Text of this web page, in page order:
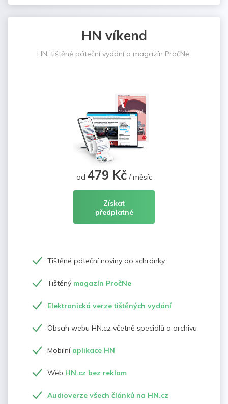
HN víkend
HN, tištěné páteční vydání a magazín PročNe.
od 479 Kč/ měsíc
Získat
předplatné
Tištěné páteční noviny do schránky
Tištěný magazín PročNe
Elektronická verze tištěných vydání
Obsah webu HN.cz včetně speciálů a archivu
Mobilní aplikace HN
Web HN.cz bez reklam
Audioverze všech článků na HN.cz